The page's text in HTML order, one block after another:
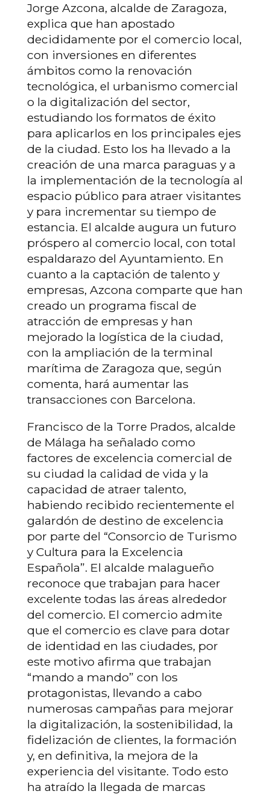
Jorge Azcona, alcalde de Zaragoza,
explica que han apostado
decididamente por el comercio local,
con inversiones en diferentes
ámbitos como la renovación
tecnológica, el urbanismo comercial
o la digitalización del sector,
estudiando los formatos de éxito
para aplicarlos en los principales ejes
de la ciudad. Esto los ha llevado a la
creación de una marca paraguas y a
la implementación de la tecnología al
espacio público para atraer visitantes
y para incrementar su tiempo de
estancia. El alcalde augura un futuro
próspero al comercio local, con total
espaldarazo del Ayuntamiento. En
cuanto a la captación de talento y
empresas, Azcona comparte que han
creado un programa fiscal de
atracción de empresas y han
mejorado la logística de la ciudad,
con la ampliación de la terminal
marítima de Zaragoza que, según
comenta, hará aumentar las
transacciones con Barcelona.
Francisco de la Torre Prados, alcalde
de Málaga ha señalado como
factores de excelencia comercial de
su ciudad la calidad de vida y la
capacidad de atraer talento,
habiendo recibido recientemente el
galardón de destino de excelencia
por parte del “Consorcio de Turismo
y Cultura para la Excelencia
Española”. El alcalde malagueño
reconoce que trabajan para hacer
excelente todas las áreas alrededor
del comercio. El comercio admite
que el comercio es clave para dotar
de identidad en las ciudades, por
este motivo afirma que trabajan
“mando a mando” con los
protagonistas, llevando a cabo
numerosas campañas para mejorar
la digitalización, la sostenibilidad, la
fidelización de clientes, la formación
y, en definitiva, la mejora de la
experiencia del visitante. Todo esto
ha atraído la llegada de marcas